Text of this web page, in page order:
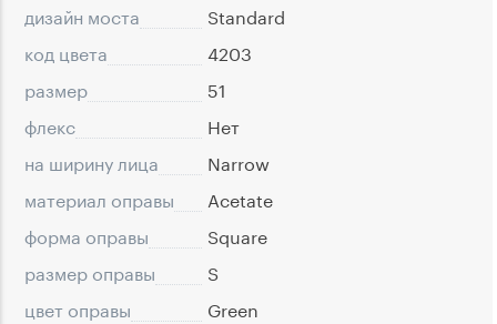
дизайн моста
Standard
код цвета
4203
размер
51
флекс
Нет
на ширину лица
Narrow
материал оправы
Acetate
форма оправы
Square
размер оправы
S
цвет оправы
Green